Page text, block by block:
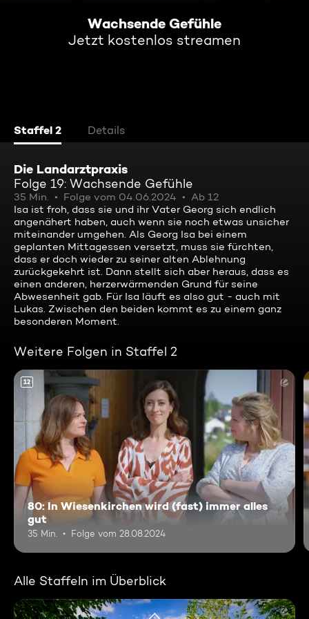
Wachsende Gefühle
Jetzt kostenlos streamen
Staffel 2 Details
Die Landarztpraxis
Folge 19: Wachsende Gefühle
35 Min. Folge vom 04.06.2024
Ab 12
Isa ist froh, dass sie und ihr Vater Georg sich endlich
angenähert haben, auch wenn sie noch etwas unsicher
miteinander umgehen. Als Georg Isa bei einem
geplanten Mittagessen versetzt, muss sie fürchten,
dass er doch wieder zu seiner alten Ablehnung
zurückgekehrt ist. Dann stellt sich aber heraus, dass es
einen anderen, herzerwärmenden Grund für seine
Abwesenheit gab. Für Isa läuft es also gut - auch mit
Lukas. Zwischen den beiden kommt es zu einem ganz
besonderen Moment.
Weitere Folgen in Staffel 2
12
80: In Wiesenkirchen wird (fast) immer alles
gut
35 Min. Folge vom 28.08.2024
Alle Staffeln im Überblick